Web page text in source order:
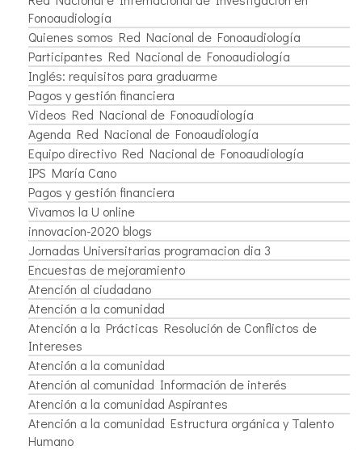
Fonoaudiología
Quienes somos Red Nacional de Fonoaudiología
Participantes Red Nacional de Fonoaudiología
Inglés: requisitos para graduarme
Pagos y gestión financiera
Videos Red Nacional de Fonoaudiología
Agenda Red Nacional de Fonoaudiología
Equipo directivo Red Nacional de Fonoaudiología
IPS María Cano
Pagos y gestión financiera
Vivamos la U online
innovacion-2020 blogs
Jornadas Universitarias programacion dia 3
Encuestas de mejoramiento
Atención al ciudadano
Atención a la comunidad
Atención a la Prácticas Resolución de Conflictos de
Intereses
Atención a la comunidad
Atención al comunidad Información de interés
Atención a la comunidad Aspirantes
Atención a la comunidad Estructura orgánica y Talento
Humano